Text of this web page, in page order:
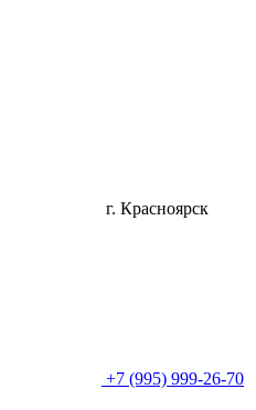
г. Красноярск
+7 (995) 999-26-70